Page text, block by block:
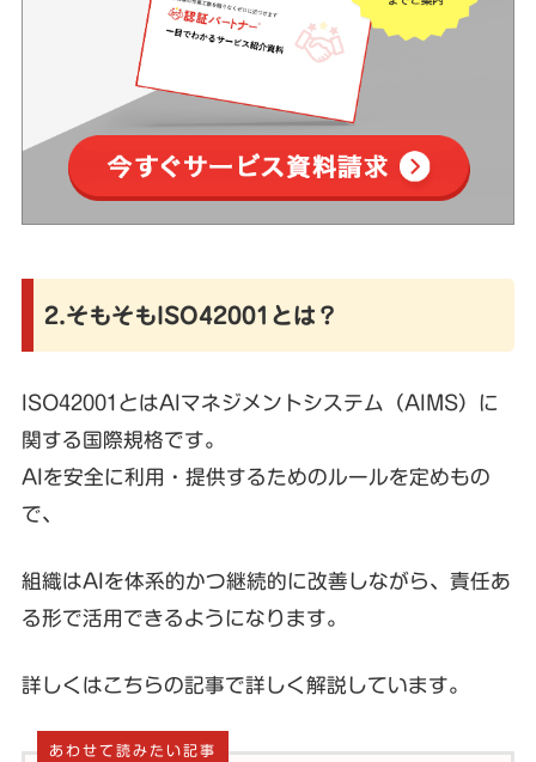
2.そもそもISO42001とは？
ISO42001とはAIマネジメントシステム（AIMS）に
関する国際規格です。
AIを安全に利用・提供するためのルールを定めもの
で、
組織はAIを体系的かつ継続的に改善しながら、責任あ
る形で活用できるようになります。
詳しくはこちらの記事で詳しく解説しています。
あわせて読みたい記事